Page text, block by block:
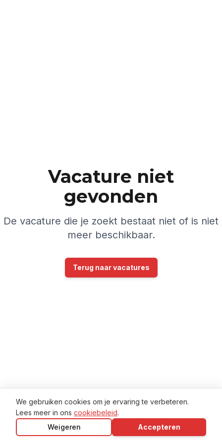
We gebruiken cookies om je ervaring te verbeteren.
Lees meer in ons cookiebeleid.
Weigeren
Accepteren
Vacature niet
gevonden
De vacature die je zoekt bestaat niet of is niet
meer beschikbaar.
Terug naar vacatures